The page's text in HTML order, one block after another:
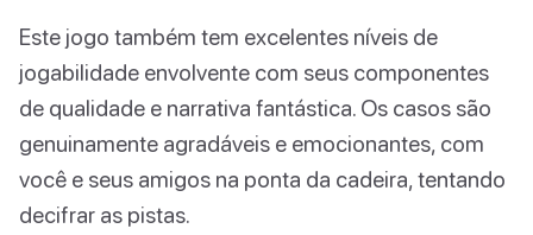
Este jogo também tem excelentes níveis de
jogabilidade envolvente com seus componentes
de qualidade e narrativa fantástica. Os casos são
genuinamente agradáveis e emocionantes, com
você e seus amigos na ponta da cadeira, tentando
decifrar as pistas.